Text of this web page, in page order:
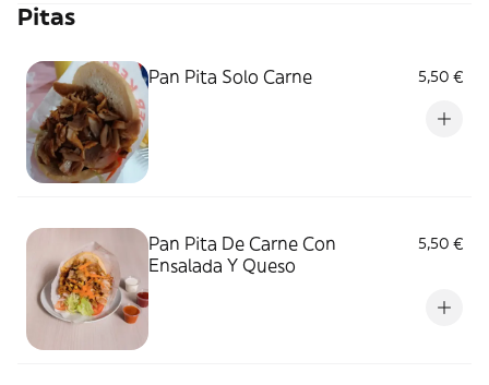
Pitas
Pan Pita Solo Carne 5,50 €
Pan Pita De Carne Con
Ensalada Y Queso
5,50 €